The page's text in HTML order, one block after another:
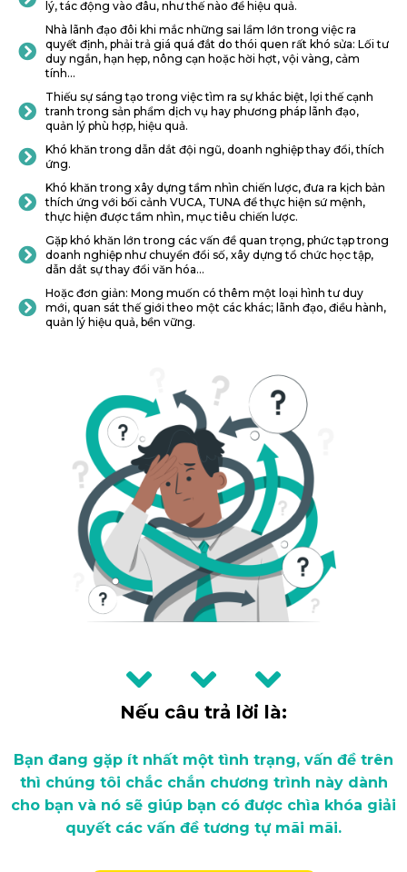
lý, tác động vào đâu, như thế nào để hiệu quả.
Nhà lãnh đạo đôi khi mắc những sai lầm lớn trong việc ra
quyết định, phải trả giá quá đắt do thói quen rất khó sửa: Lối tư
duy ngắn, hạn hẹp, nông cạn hoặc hời hợt, vội vàng, cảm
tính…
Thiếu sự sáng tạo trong việc tìm ra sự khác biệt, lợi thế cạnh
tranh trong sản phẩm dịch vụ hay phương pháp lãnh đạo,
quản lý phù hợp, hiệu quả.
Khó khăn trong dẫn dắt đội ngũ, doanh nghiệp thay đổi, thích
ứng.
Khó khăn trong xây dựng tầm nhìn chiến lược, đưa ra kịch bản
thích ứng với bối cảnh VUCA, TUNA để thực hiện sứ mệnh,
thực hiện được tầm nhìn, mục tiêu chiến lược.
Gặp khó khăn lớn trong các vấn đề quan trọng, phức tạp trong
doanh nghiệp như chuyển đổi số, xây dựng tổ chức học tập,
dẫn dắt sự thay đổi văn hóa…
Hoặc đơn giản: Mong muốn có thêm một loại hình tư duy
mới, quan sát thế giới theo một các khác; lãnh đạo, điều hành,
quản lý hiệu quả, bền vững.
Nếu câu trả lời là:
Bạn đang gặp ít nhất một tình trạng, vấn đề trên
thì chúng tôi chắc chắn chương trình này dành
cho bạn và nó sẽ giúp bạn có được chìa khóa giải
quyết các vấn đề tương tự mãi mãi.